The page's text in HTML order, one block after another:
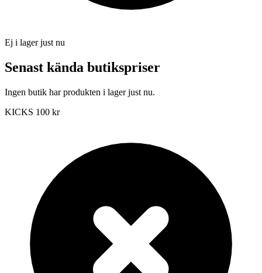
Ej i lager just nu
Senast kända butikspriser
Ingen butik har produkten i lager just nu.
KICKS 100 kr